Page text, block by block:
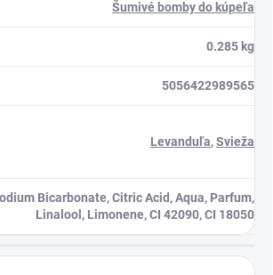
Šumivé bomby do kúpeľa
0.285 kg
5056422989565
Levanduľa,Svieža
Bicarbonate, Citric Acid, Aqua, Parfum,
Linalool, Limonene, CI 42090, CI 18050